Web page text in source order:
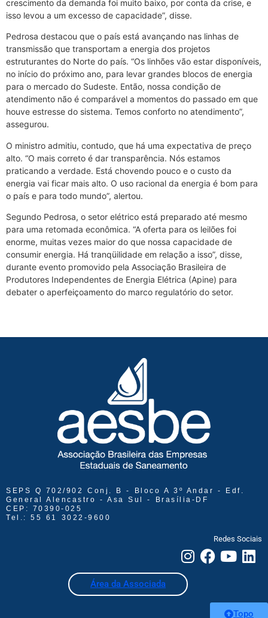
crescimento da demanda foi muito baixo, por conta da crise, e
isso levou a um excesso de capacidade”, disse.
Pedrosa destacou que o país está avançando nas linhas de
transmissão que transportam a energia dos projetos
estruturantes do Norte do país. “Os linhões vão estar disponíveis,
no início do próximo ano, para levar grandes blocos de energia
para o mercado do Sudeste. Então, nossa condição de
atendimento não é comparável a momentos do passado em que
houve estresse do sistema. Temos conforto no atendimento”,
assegurou.
O ministro admitiu, contudo, que há uma expectativa de preço
alto. “O mais correto é dar transparência. Nós estamos
praticando a verdade. Está chovendo pouco e o custo da
energia vai ficar mais alto. O uso racional da energia é bom para
o país e para todo mundo”, alertou.
Segundo Pedrosa, o setor elétrico está preparado até mesmo
para uma retomada econômica. “A oferta para os leilões foi
enorme, muitas vezes maior do que nossa capacidade de
consumir energia. Há tranqüilidade em relação a isso”, disse,
durante evento promovido pela Associação Brasileira de
Produtores Independentes de Energia Elétrica (Apine) para
debater o aperfeiçoamento do marco regulatório do setor.
SEPS Q 702/902 Conj. B - Bloco A 3º Andar - Edf.
General Alencastro - Asa Sul - Brasília-DF
CEP: 70390-025
Tel.: 55 61 3022-9600
Redes Sociais
Área da Associada
Topo